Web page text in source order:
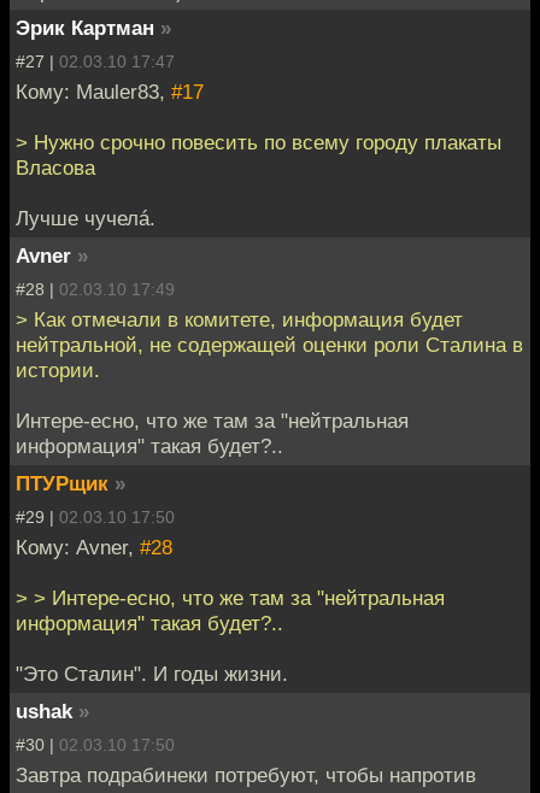
Эрик Картман »
#27 | 02.03.10 17:47
Кому: Mauler83, #17
> Нужно срочно повесить по всему городу плакаты
Власова
Лучше чучелá.
Avner »
#28 | 02.03.10 17:49
> Как отмечали в комитете, информация будет
нейтральной, не содержащей оценки роли Сталина в
истории.
Интере-есно, что же там за "нейтральная
информация" такая будет?..
ПТУРщик »
#29 | 02.03.10 17:50
Кому: Avner, #28
> > Интере-есно, что же там за "нейтральная
информация" такая будет?..
"Это Сталин". И годы жизни.
ushak »
#30 | 02.03.10 17:50
Завтра подрабинеки потребуют, чтобы напротив